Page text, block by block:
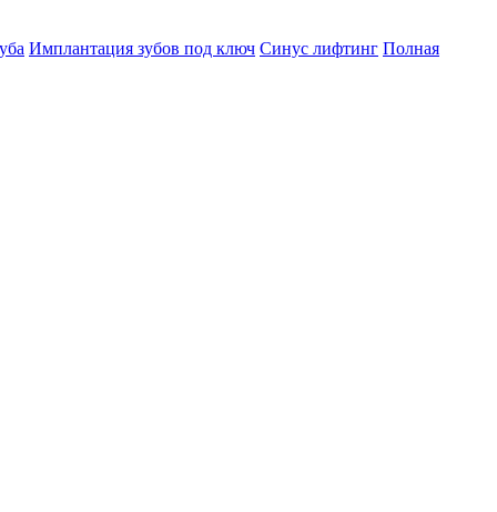
Имплантация зубов под ключ Синус лифтинг Полная